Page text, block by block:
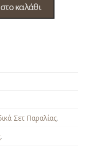
καλάθι
Σετ Παραλίας.
.